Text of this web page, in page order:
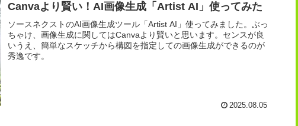
Canvaより賢い！AI画像生成「Artist AI」使ってみた
ソースネクストのAI画像生成ツール「Artist AI」使ってみました。ぶっ
ちゃけ、画像生成に関してはCanvaより賢いと思います。センスが良
いうえ、簡単なスケッチから構図を指定しての画像生成ができるのが
秀逸です。
2025.08.05